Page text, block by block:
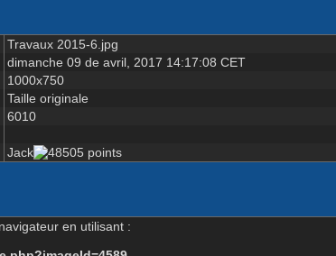
Travaux 2015-6.jpg
dimanche 09 de avril, 2017 14:17:08 CET
1000x750
Taille originale
6010
Jack
en utilisant :